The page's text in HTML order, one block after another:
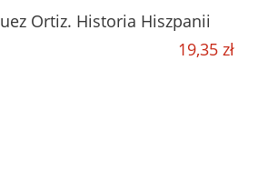
Ortiz. Historia Hiszpanii
19,35 zł